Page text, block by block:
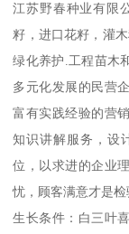
江苏野春种业有限
籽，进口花籽，灌
绿化养护.工程苗木
多元化发展的民营
富有实践经验的营
知识讲解服务，设
位，以求进的企业
忧，顾客满意才是检
生长条件：白三叶